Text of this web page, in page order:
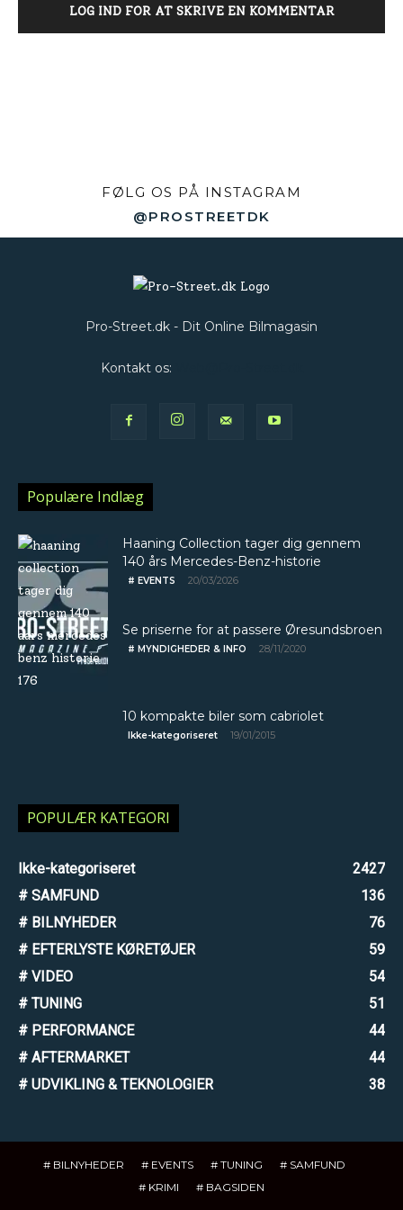
LOG IND FOR AT SKRIVE EN KOMMENTAR
FØLG OS PÅ INSTAGRAM
@PROSTREETDK
Pro-Street.dk - Dit Online Bilmagasin
Kontakt os:
Populære Indlæg
Haaning Collection tager dig gennem
140 års Mercedes-Benz-historie
# EVENTS 20/03/2026
Se priserne for at passere Øresundsbroen
# MYNDIGHEDER & INFO 28/11/2020
10 kompakte biler som cabriolet
Ikke-kategoriseret 19/01/2015
POPULÆR KATEGORI
Ikke-kategoriseret
2427
# SAMFUND
136
# BILNYHEDER
76
# EFTERLYSTE KØRETØJER
59
# VIDEO
54
# TUNING
51
# PERFORMANCE
44
# AFTERMARKET
44
# UDVIKLING & TEKNOLOGIER
38
# BILNYHEDER # EVENTS # TUNING
# SAMFUND
# KRIMI
# BAGSIDEN